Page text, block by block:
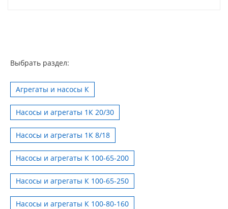
Выбрать раздел:
Агрегаты и насосы К
Насосы и агрегаты 1К 20/30
Насосы и агрегаты 1К 8/18
Насосы и агрегаты К 100-65-200
Насосы и агрегаты К 100-65-250
Насосы и агрегаты К 100-80-160